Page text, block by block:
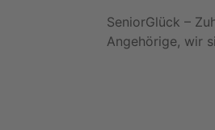
SeniorGlück –
Angehörige, wir